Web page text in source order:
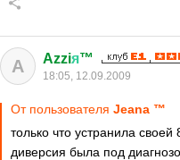
A Azziя™
18:05, 12.09.2009
От пользователя Jeana ™
только что устранила
диверсия была под